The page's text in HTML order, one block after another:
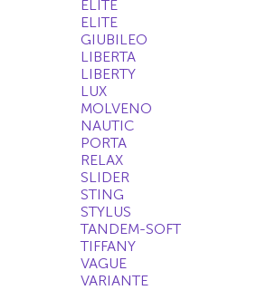
ELITE
ELITE
GIUBILEO
LIBERTA
LIBERTY
LUX
MOLVENO
NAUTIC
PORTA
RELAX
SLIDER
STING
STYLUS
TANDEM-SOFT
TIFFANY
VAGUE
VARIANTE